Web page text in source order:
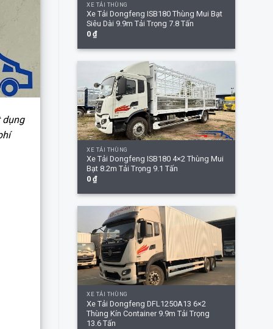
dụng
XE TẢI THÙNG
Xe Tải Dongfeng ISB180 Thùng Mui Bạt
Siêu Dài 9.9m Tải Trọng 7.8 Tấn
0₫
+
XE TẢI THÙNG
Xe Tải Dongfeng ISB180 4×2 Thùng Mui
Bạt 8.2m Tải Trọng 9.1 Tấn
0₫
XE TẢI THÙNG
Xe Tải Dongfeng DFL1250A13 6×2
Thùng Kín Container 9.9m Tải Trọng
13.6 Tấn